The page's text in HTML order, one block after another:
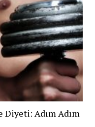
Adım Adım